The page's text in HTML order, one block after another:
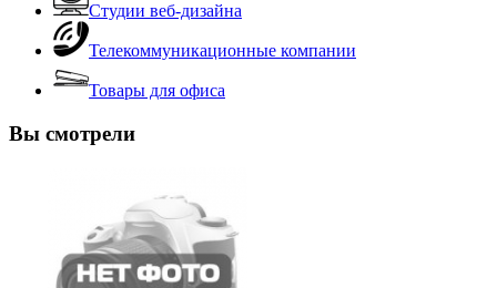
Студии веб-дизайна
Телекоммуникационные компании
Товары для офиса
Вы смотрели